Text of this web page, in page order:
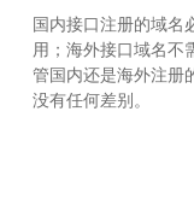
国内接口注册的域名
用；海外接口域名不
管国内还是海外注册
没有任何差别。